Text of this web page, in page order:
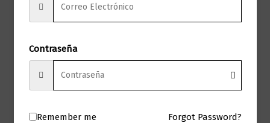
te gustan), reconectar con ellas y
abrazarte como mereces.
Productos relacionados
Contraseña
Remember me Forgot Password?